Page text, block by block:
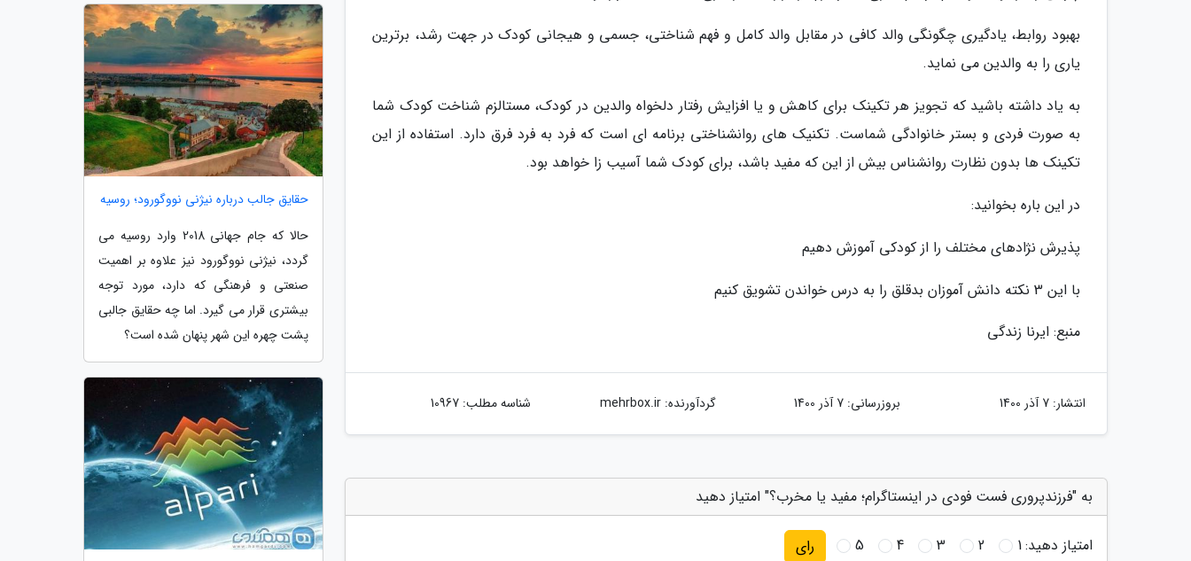
بهبود روابط، یادگیری چگونگی والد کافی در مقابل والد کامل و فهم شناختی، جسمی و هیجانی کودک در جهت رشد، برترین
یاری را به والدین می نماید.
به یاد داشته باشید که تجویز هر تکینک برای کاهش و یا افزایش رفتار دلخواه والدین در کودک، مستالزم شناخت کودک شما
به صورت فردی و بستر خانوادگی شماست. تکنیک های روانشناختی برنامه ای است که فرد به فرد فرق دارد. استفاده از این
تکینک ها بدون نظارت روانشناس بیش از این که مفید باشد، برای کودک شما آسیب زا خواهد بود.
در این باره بخوانید:
پذیرش نژادهای مختلف را از کودکی آموزش دهیم
با این 3 نکته دانش آموزان بدقلق را به درس خواندن تشویق کنیم
منبع: ایرنا زندگی
انتشار: 7 آذر 1400 بروزرسانی: 7 آذر 1400 گردآورنده:mehrbox.ir شناسه مطلب: 10967
به "فرزندپروری فست فودی در اینستاگرام؛ مفید یا مخرب؟" امتیاز دهید
امتیاز دهید:1
2
3
4
5 رای
حقایق جالب درباره نیژنی نووگورود؛ روسیه
حالا که جام جهانی 2018 وارد روسیه می
گردد، نیژنی نووگورود نیز علاوه بر اهمیت
صنعتی و فرهنگی که دارد، مورد توجه
بیشتری قرار می گیرد. اما چه حقایق جالبی
پشت چهره این شهر پنهان شده است؟